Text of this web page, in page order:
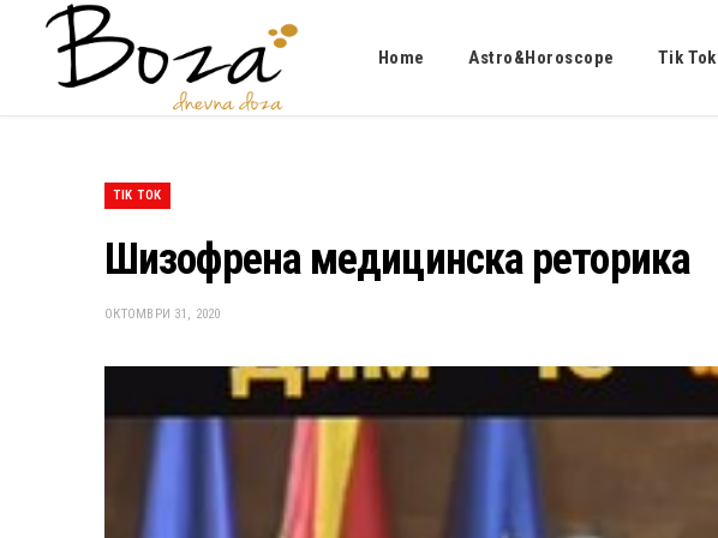
Home Astro&Horoscope Tik Tok
TIK TOK
Шизофрена медицинска реторика
ОКТОМВРИ 31, 2020